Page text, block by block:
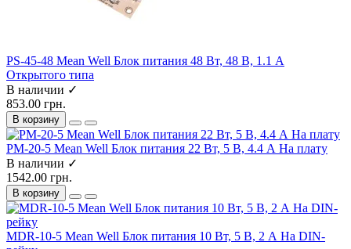
PS-45-48 Mean Well Блок питания 48 Вт, 48 В, 1.1 А
Открытого типа
В наличии ✓
853.00 грн.
В корзину
PM-20-5 Mean Well Блок питания 22 Вт, 5 В, 4.4 А На плату
В наличии ✓
1542.00 грн.
В корзину
MDR-10-5 Mean Well Блок питания 10 Вт, 5 В, 2 А На DIN-